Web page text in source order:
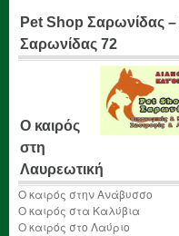
Pet Shop Σαρωνίδας
Σαρωνίδας 72
Ο καιρός
στη
Λαυρεωτική
Ο καιρός στην Ανάβυσσο
Ο καιρός στα Καλύβια
Ο καιρός στο Λαύριο